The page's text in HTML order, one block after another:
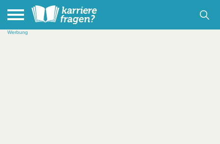
Werbung